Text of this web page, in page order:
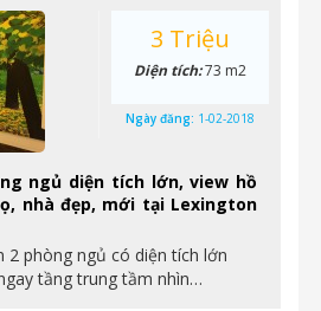
ngủ diện tích lớn, view hồ
nhà đẹp, mới tại Lexington
2 phòng ngủ có diện tích lớn
tầng trung tầm nhìn…
3 Triệu
Diện tích:73 m2
Ngày đăng: 1-02-2018